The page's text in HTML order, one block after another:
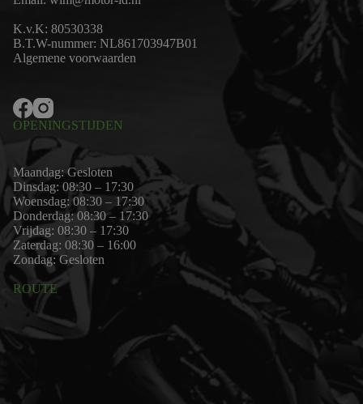
K.v.K: 80530338
B.T.W-nummer: NL861703947B01
Algemene voorwaarden
OPENINGSTIJDEN
Maandag: Gesloten
Dinsdag: 08:30 – 17:30
Woensdag: 08:30 – 17:30
Donderdag: 08:30 – 17:30
Vrijdag: 08:30 – 17:30
Zaterdag: 08:30 – 16:00
Zondag: Gesloten
ROUTE